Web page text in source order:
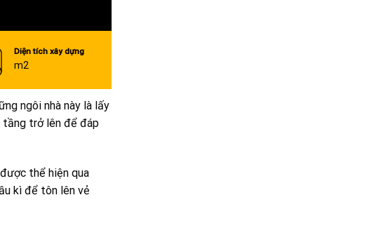
Diện tích xây dựng
m2
ngôi nhà này là lấy
tầng trở lên để đáp
thể hiện qua
kì để tôn lên vẻ